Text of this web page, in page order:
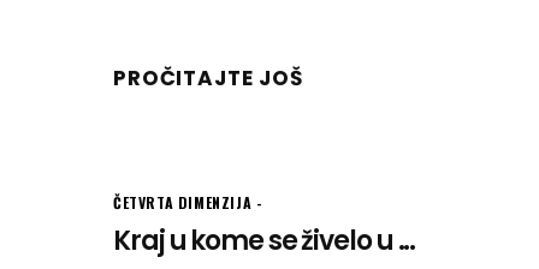
PROČITAJTE JOŠ
ČETVRTA DIMENZIJA
Kraj u kome se živelo u ...